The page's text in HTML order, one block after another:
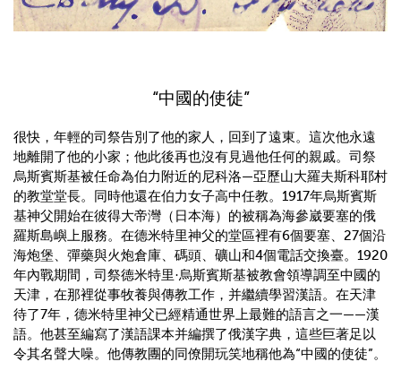
“中國的使徒”
很快，年輕的司祭告別了他的家人，回到了遠東。這次他永遠
地離開了他的小家；他此後再也沒有見過他任何的親戚。司祭
烏斯賓斯基被任命為伯力附近的尼科洛—亞歷山大羅夫斯科耶村
的教堂堂長。同時他還在伯力女子高中任教。1917年烏斯賓斯
基神父開始在彼得大帝灣（日本海）的被稱為海參崴要塞的俄
羅斯島嶼上服務。在德米特里神父的堂區裡有6個要塞、27個沿
海炮堡、彈藥與火炮倉庫、碼頭、礦山和4個電話交換臺。1920
年內戰期間，司祭德米特里·烏斯賓斯基被教會領導調至中國的
天津，在那裡從事牧養與傳教工作，并繼續學習漢語。在天津
待了7年，德米特里神父已經精通世界上最難的語言之一——漢
語。他甚至編寫了漢語課本并編撰了俄漢字典，這些巨著足以
令其名聲大噪。他傳教團的同僚開玩笑地稱他為“中國的使徒”。